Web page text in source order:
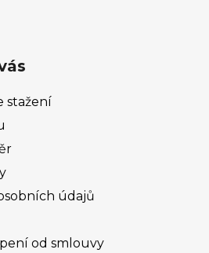
stažení
údajů
od smlouvy